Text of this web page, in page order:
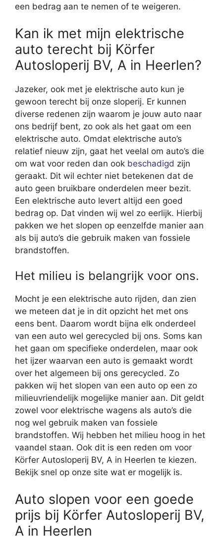
een bedrag aan te nemen of te weigeren.
Kan ik met mijn elektrische
auto terecht bij Körfer
Autosloperij BV, A in Heerlen?
Jazeker, ook met je elektrische auto kun je
gewoon terecht bij onze sloperij. Er kunnen
diverse redenen zijn waarom je jouw auto naar
ons bedrijf bent, zo ook als het gaat om een
elektrische auto. Omdat elektrische auto’s
relatief nieuw zijn, gaat het veelal om auto’s die
om wat voor reden dan ook beschadigd zijn
geraakt. Dit wil echter niet betekenen dat de
auto geen bruikbare onderdelen meer bezit.
Een elektrische auto levert altijd een goed
bedrag op. Dat vinden wij wel zo eerlijk. Hierbij
pakken we het slopen op eenzelfde manier aan
als bij auto’s die gebruik maken van fossiele
brandstoffen.
Het milieu is belangrijk voor ons.
Mocht je een elektrische auto rijden, dan zien
we meteen dat je in dit opzicht het met ons
eens bent. Daarom wordt bijna elk onderdeel
van een auto wel gerecycled bij ons. Soms kan
het gaan om specifieke onderdelen, maar ook
het ijzer waarvan een auto is gemaakt wordt
over het algemeen bij ons gerecycled. Zo
pakken wij het slopen van een auto op een zo
milieuvriendelijk mogelijke manier aan. Dit geldt
zowel voor elektrische wagens als auto’s die
nog wel gebruik maken van fossiele
brandstoffen. Wij hebben het milieu hoog in het
vaandel staan. Ook dit is een reden om voor
Körfer Autosloperij BV, A in Heerlen te kiezen.
Bekijk snel op onze site wat er mogelijk is.
Auto slopen voor een goede
prijs bij Körfer Autosloperij BV,
A in Heerlen